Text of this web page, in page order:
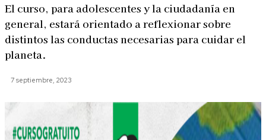
El curso, para adolescentes y la ciudadanía en
general, estará orientado a reflexionar sobre
distintos las conductas necesarias para cuidar el
planeta.
7 septiembre, 2023